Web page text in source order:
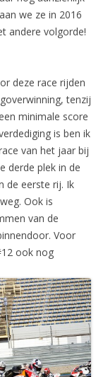
we ze in 2016
andere volgorde!
deze race rijden
tenzij
minimale score
is ben ik
van het jaar bij
derde plek in de
de eerste rij. Ik
Ook is
van de
Voor
ook nog